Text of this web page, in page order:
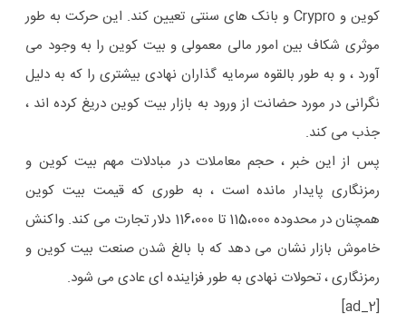
کوین و Crypro و بانک های سنتی تعیین کند. این حرکت به طور
موثری شکاف بین امور مالی معمولی و بیت کوین را به وجود می
آورد ، و به طور بالقوه سرمایه گذاران نهادی بیشتری را که به دلیل
نگرانی در مورد حضانت از ورود به بازار بیت کوین دریغ کرده اند ،
جذب می کند.
پس از این خبر ، حجم معاملات در مبادلات مهم بیت کوین و
رمزنگاری پایدار مانده است ، به طوری که قیمت بیت کوین
همچنان در محدوده 115،000 تا 116،000 دلار تجارت می کند. واکنش
خاموش بازار نشان می دهد که با بالغ شدن صنعت بیت کوین و
رمزنگاری ، تحولات نهادی به طور فزاینده ای عادی می شود.
[ad_2]